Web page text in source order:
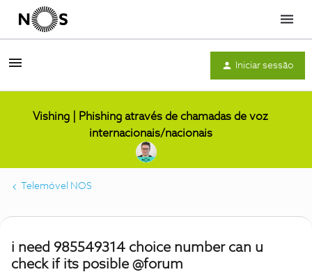
Menu
Iniciar sessão
Vishing | Phishing através de chamadas de voz
internacionais/nacionais
Telemóvel NOS
i need 985549314 choice number can u
check if its posible @forum